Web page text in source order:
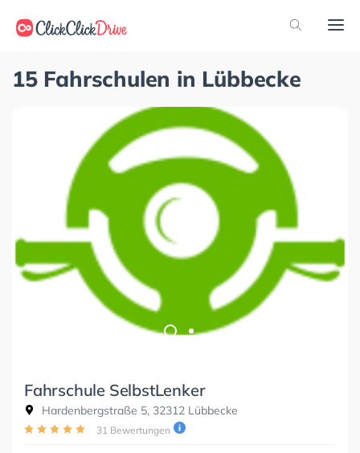
15 Fahrschulen in Lübbecke
Fahrschule SelbstLenker
Hardenbergstraße 5, 32312 Lübbecke
31 Bewertungen